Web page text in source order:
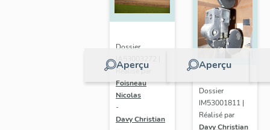
Aperçu
Dossier
IA53003272 |
Réalisé par
Foisneau
Nicolas
-
Davy Christian
Aperçu
Dossier
IM53001811 |
Réalisé par
Davy Christian